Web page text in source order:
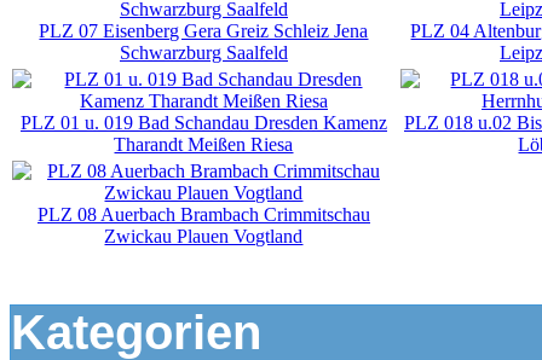
PLZ 07 Eisenberg Gera Greiz Schleiz Jena
Schwarzburg Saalfeld
PLZ 04
PLZ 01 u. 019 Bad Schandau Dresden Kamenz
Tharandt Meißen Riesa
PLZ 018 u.02
PLZ 08 Auerbach Brambach Crimmitschau
Zwickau Plauen Vogtland
Kategorien